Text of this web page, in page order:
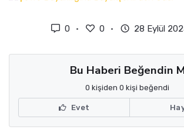
0 0 28 Eylül
Bu Haberi Beğendin
0 kişiden 0 kişi beğendi
Evet